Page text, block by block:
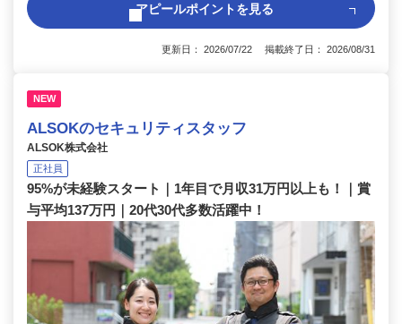
アピールポイントを見る
更新日： 2026/07/22 掲載終了日： 2026/08/31
NEW
ALSOKのセキュリティスタッフ
ALSOK株式会社
正社員
95%が未経験スタート｜1年目で月収31万円以上も！｜賞
与平均137万円｜20代30代多数活躍中！